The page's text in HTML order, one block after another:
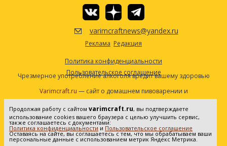
varimcraftnews@yandex.ru
Реклама Редакция
Политика конфиденциальности
Пользовательское соглашение
Чрезмерное употребление алкоголя вредит вашему здоровью
Varimcraft.ru — сайт о домашнем пивоварении и
самогоноварении.
Сетевое издание «Варимкрафт». Зарегистрировано в
Федеральной службе по надзору в сфере связи, информационных
технологий и массовых коммуникаций (Роскомнадзор). Реестровая
запись ЭЛ No ФС77-80936 от 25.05.2021. Все права защищены. 16+
Продолжая работу с сайтом varimcraft.ru, вы подтверждаете
использование cookies вашего браузера с целью улучшить сервис,
также соглашаетесь с документами:
Политика конфиденциальности и Пользовательское соглашение
Оставаясь на сайте, вы соглашаетесь с тем, что мы обрабатываем ваши
персональные данные с использованием метрик Яндекс Метрика.